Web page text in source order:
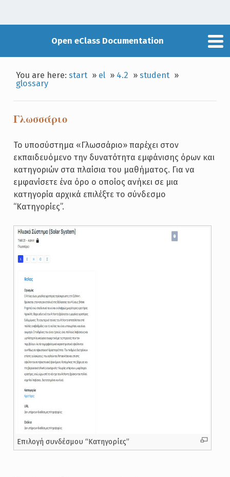
Open eClass Documentation
You are here:start » el » 4.2 »student »
glossary
Γλωσσάριo
Το υποσύστημα «Γλωσσάριο» παρέχει στον
εκπαιδευόμενο την δυνατότητα εμφάνισης όρων και
κατηγοριών στα πλαίσια του μαθήματος. Για να
εμφανίσετε ένα όρο ο οποίος ανήκει σε μια
κατηγορία αρχικά επιλέξτε το σύνδεσμο
“Κατηγορίες”.
Επιλογή συνδέσμου “Κατηγορίες”